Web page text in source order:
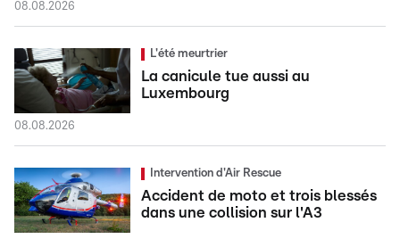
08.08.2026
L'été meurtrier
La canicule tue aussi au
Luxembourg
08.08.2026
Intervention d'Air Rescue
Accident de moto et trois blessés
dans une collision sur l'A3